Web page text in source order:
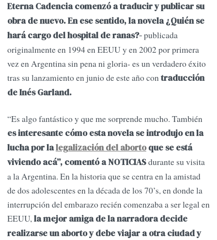
Eterna Cadencia comenzó a traducir y publicar su
obra de nuevo. En ese sentido, la novela ¿Quién se
hará cargo del hospital de ranas?-publicada
originalmente en 1994 en EEUU y en 2002 por primera
vez en Argentina sin pena ni gloria- es un verdadero éxito
tras su lanzamiento en junio de este año contraducción
de Inés Garland.
“Es algo fantástico y que me sorprende mucho. También
es interesante cómo esta novela se introdujo en la
lucha por lalegalización del abortoque se está
viviendo acá”, comentó a NOTICIASdurante su visita
a la Argentina. En la historia que se centra en la amistad
de dos adolescentes en la década de los 70’s, en donde la
interrupción del embarazo recién comenzaba a ser legal en
EEUU,la mejor amiga de la narradora decide
realizarse un aborto y debe viajar a otra ciudad y